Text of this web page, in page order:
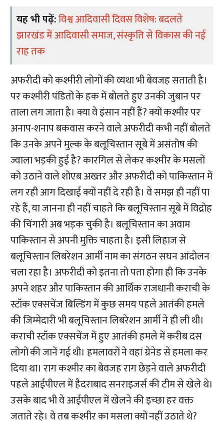
यह भी पढ़ें:विश्व आदिवासी दिवस विशेष: बदलते
झारखंड में आदिवासी समाज, संस्कृति से विकास की नई
राह तक
अफरीदी को कश्मीरी लोगों की व्यथा भी बेवजह सताती है।
पर कश्मीरी पंडितों के हक में बोलते हुए उनकी जुबान पर
ताला लग जाता है। क्या वे इंसान नहीं हैं? क्यों कश्मीर पर
अनाप-शनाप बकवास करने वाले अफरीदी कभी नहीं बोलते
कि उनके अपने मुल्क के बलूचिस्तान सूबे में असंतोष की
ज्वाला भड़की हुई है? कारगिल से लेकर कश्मीर के मसलों
को उठाने वाले शोएब अख्तर और अफरीदी को पाकिस्तान में
लग रही आग दिखाई क्यों नहीं दे रही है। वे समझ ही नहीं पा
रहे हैं, या जानना ही नहीं चाहते कि बलूचिस्तान सूबे में विद्रोह
की चिंगारी अब भड़क चुकी है। बलूचिस्तान का अवाम
पाकिस्तान से अपनी मुक्ति चाहता है। इसी लिहाज से
बलूचिस्तान लिबरेशन आर्मी नाम का संगठन सघन आंदोलन
चला रहा है। अफरीदी को इतना तो पता होगा ही कि उनके
अपने शहर और पाकिस्तान की आर्थिक राजधानी कराची के
स्टॉक एक्सचेंज बिल्डिंग में कुछ समय पहले आतंकी हमले
की जिम्मेदारी भी बलूचिस्तान लिबरेशन आर्मी ने ही ली थी।
कराची स्टॉक एक्सचेंज में हुए आतंकी हमले में करीब दस
लोगों की जानें गई थी। हमलावरों ने वहां ग्रेनेड से हमला कर
दिया था। राग कश्मीर का बेवजह राग छेड़ने वाले अफरीदी
पहले आईपीएल में हैदराबाद सनराइजर्स की टीम से खेले थे।
उसके बाद भी वे आईपीएल में खेलने की इच्छा हर वक्त
जताते रहे। वे तब कश्मीर का मसला क्यों नहीं उठाते थे?